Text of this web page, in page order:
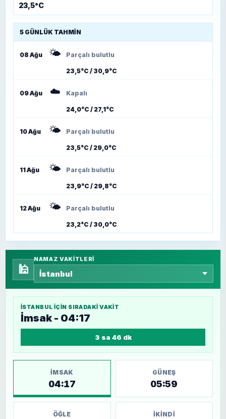
23,5°C
5 GÜNLÜK TAHMIN
08 Ağu 🌤️ Parçalı bulutlu
23,5°C / 30,9°C
09 Ağu ☁️ Kapalı
24,0°C / 27,1°C
10 Ağu 🌤️ Parçalı bulutlu
23,5°C / 29,0°C
11 Ağu 🌤️ Parçalı bulutlu
23,9°C / 29,8°C
12 Ağu 🌤️ Parçalı bulutlu
23,2°C / 30,0°C
🕌
NAMAZ VAKITLERI
İSTANBUL IÇIN SIRADAKI VAKIT
İmsak - 04:17
3 sa 46 dk
İMSAK
04:17
GÜNEŞ
05:59
ÖĞLE İKINDI